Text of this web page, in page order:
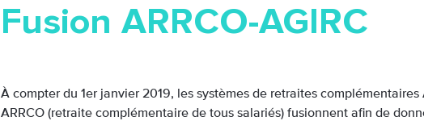
Fusion ARRCO-AGIRC
À compter du 1er janvier 2019, les systèmes de retraites
ARRCO (retraite complémentaire de tous salariés) fusionnent afin de